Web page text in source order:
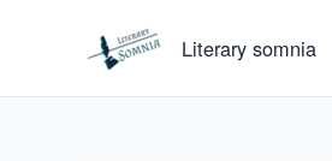
Literary somnia